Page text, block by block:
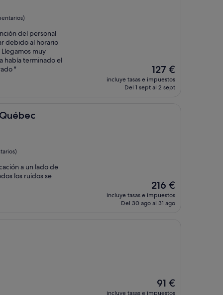
del personal
debido al horario
muy
había terminado el
"
El
precio
actual
127 €
incluye tasas e impuestos
Del 1 sept al 2 sept
a un lado de
los ruidos se
El
precio
actual
216 €
incluye tasas e impuestos
Del 30 ago al 31 ago
El
precio
91 €
incluye tasas e impuestos